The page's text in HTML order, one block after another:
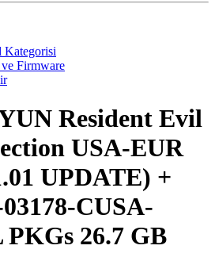
Kategorisi
Firmware
Resident Evil
USA-EUR
UPDATE) +
CUSA-
26.7 GB